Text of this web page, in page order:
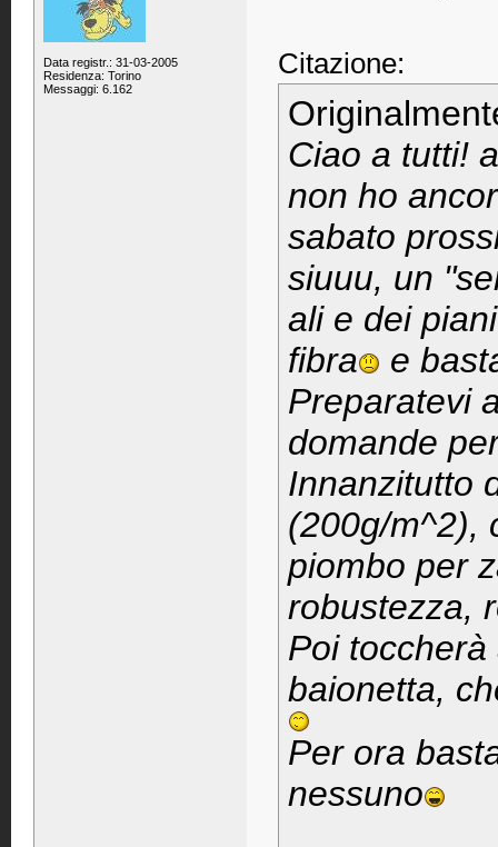
Data registr.: 31-03-2005
Residenza: Torino
Messaggi: 6.162
Citazione:
Ciao a tutti!
non ho
sabato
siuuu, un
ali e dei
fibra
e
Preparatevi
domande
Innanzitutto
(200g/m^2),
piombo per
robustezza,
Poi
baionetta,
Per ora
nessuno